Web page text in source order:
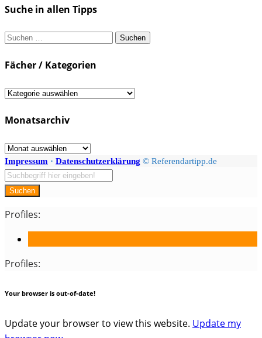
Suche in allen Tipps
Suchen
Fächer / Kategorien
Fächer
Kategorien
Monatsarchiv
Monatsarchiv
Impressum · Datenschutzerklärung © Referendartipp.de
Suchen
Profiles:
Profiles:
Your browser is out-of-date!
Update your browser to view this website. Update my